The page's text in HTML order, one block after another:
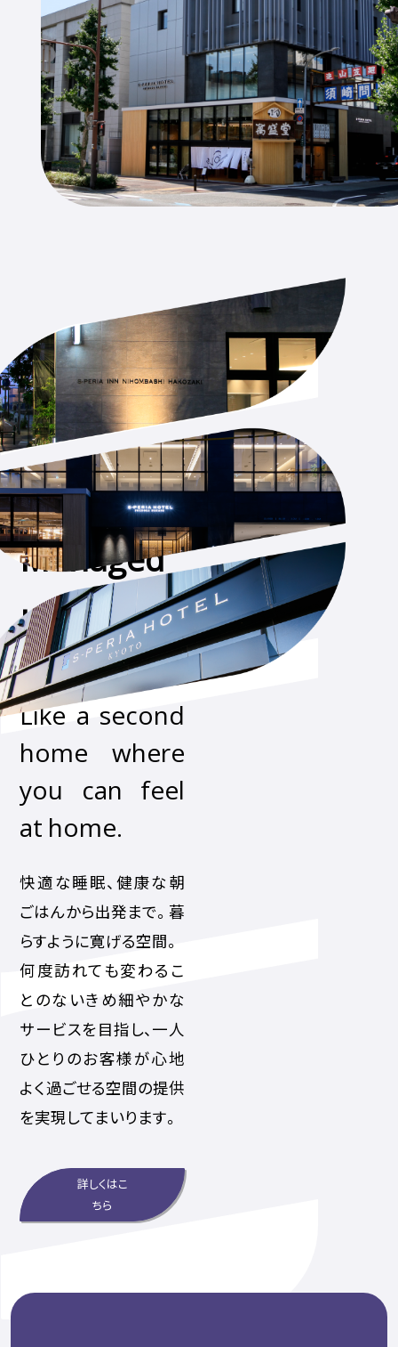
Managed
Hotels
運営ホテル
Like a second
home where
you can feel
at home.
快適な睡眠、健康な朝
ごはんから出発まで。暮
らすように寛げる空間。
何度訪れても変わるこ
とのないきめ細やかな
サービスを目指し、一人
ひとりのお客様が心地
よく過ごせる空間の提供
を実現してまいります。
詳しくはこ
ちら